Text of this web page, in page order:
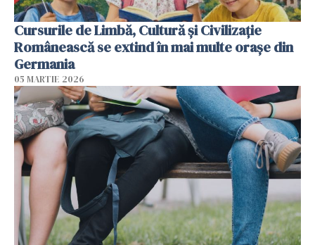
Cursurile de Limbă, Cultură și Civilizație
Românească se extind în mai multe orașe din
Germania
05 MARTIE 2026